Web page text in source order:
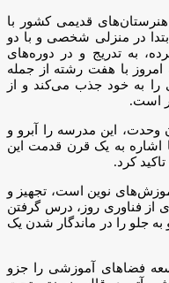
هنرستان‌های قدیمی کشور با
در منزلی شخصی و با دو
به تدریج و در دوره‌های
با هفت رشته از جمله
را به خود جذب می‌کند و از
است.
وحدت، این مدرسه را آبرو و
اشاره به یک قرن قدمت این
کرد.
نوین است، تجهیز و
از فناوری روز، درس گرفتن
جلو را در ماندگار شدن یک
فضاهای آموزشی را جزو